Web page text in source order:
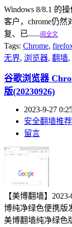
Windows 8/8.1 的
客户，chrome仍
复、已......阅全文
Tags: Chrome,
无界, 浏览器, 翻墙,
谷歌浏览器
版(20230926)
2023-9-27
安全翻墙推荐
留言
【美博翻墙】
博纯净绿色便携版
美博翻墙纯净绿色